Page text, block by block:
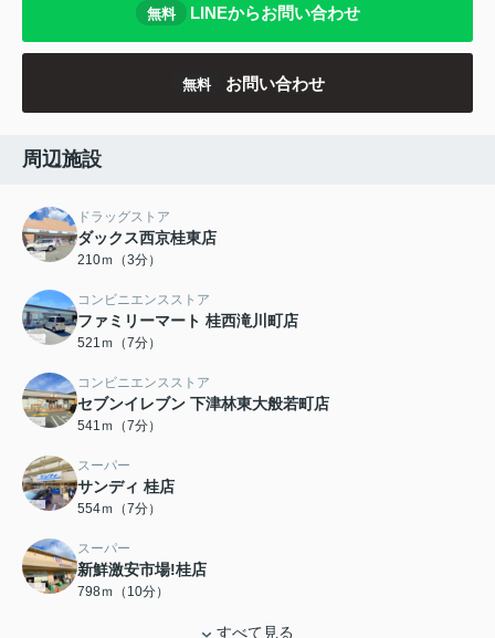
無料 LINEからお問い合わせ
無料 お問い合わせ
周辺施設
ドラッグストア
ダックス西京桂東店
210ｍ（3分）
コンビニエンスストア
ファミリーマート 桂西滝川町店
521ｍ（7分）
コンビニエンスストア
セブンイレブン 下津林東大般若町店
541ｍ（7分）
スーパー
サンディ 桂店
554ｍ（7分）
スーパー
新鮮激安市場!桂店
798ｍ（10分）
すべて見る